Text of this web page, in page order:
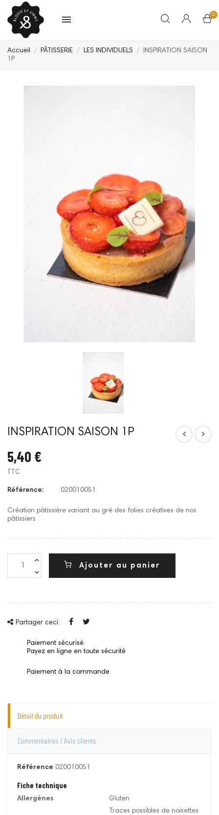
0
Accueil PÂTISSERIE LES INDIVIDUELS
INSPIRATION SAISON
1P
INSPIRATION SAISON 1P
5,40 €
TTC
Référence: 020010051
Création pâtissière variant au gré des folies créatives de nos
pâtissiers
Ajouter au panier
Partager ceci:
Paiement sécurisé
Payez en ligne en toute sécurité
Paiement à la commande
Détail du produit
Commentaires / Avis clients
Référence 020010051
Fiche technique
Allergènes
Gluten
Traces possibles de noisettes